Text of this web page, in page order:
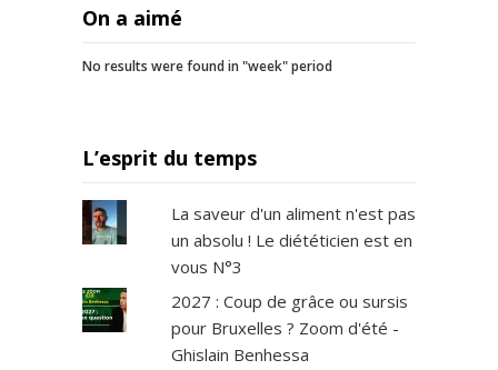
On a aimé
No results were found in "week" period
L’esprit du temps
La saveur d'un aliment n'est pas
un absolu ! Le diététicien est en
vous N°3
2027 : Coup de grâce ou sursis
pour Bruxelles ? Zoom d'été -
Ghislain Benhessa